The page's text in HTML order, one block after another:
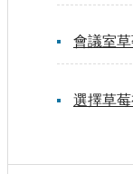
會議室
選擇草